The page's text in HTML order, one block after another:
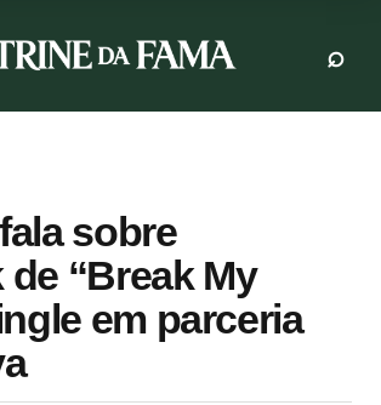
sobre
“Break My
em parceria